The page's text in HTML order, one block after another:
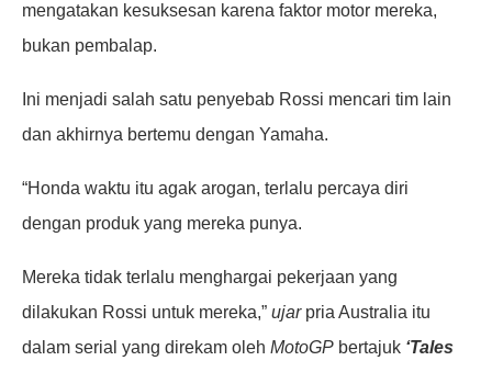
mengatakan kesuksesan karena faktor motor mereka,
bukan pembalap.
Ini menjadi salah satu penyebab Rossi mencari tim lain
dan akhirnya bertemu dengan Yamaha.
“Honda waktu itu agak arogan, terlalu percaya diri
dengan produk yang mereka punya.
Mereka tidak terlalu menghargai pekerjaan yang
dilakukan Rossi untuk mereka,” ujarpria Australia itu
dalam serial yang direkam oleh MotoGP bertajuk ‘Tales